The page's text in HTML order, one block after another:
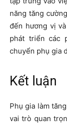
năng tăng
đến hương vị
phát triển các
chuyển phụ gia
Kết luận
Phụ gia làm
vai trò quan